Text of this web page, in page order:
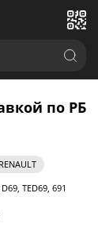
по РБ
RENAULT
TED69, 691